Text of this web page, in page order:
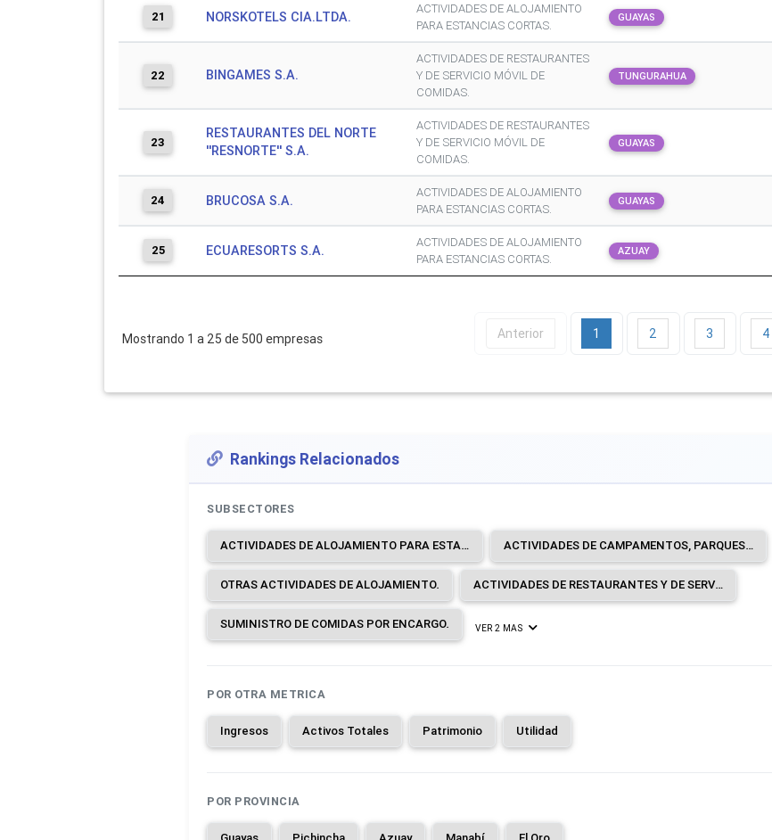
21 NORSKOTELS CIA.LTDA.
ACTIVIDADES DE ALOJAMIENTO
PARA ESTANCIAS CORTAS.
GUAYAS
22 BINGAMES S.A.
ACTIVIDADES DE RESTAURANTES
Y DE SERVICIO MÓVIL DE
COMIDAS.
TUNGURAHUA
23
RESTAURANTES DEL NORTE
''RESNORTE'' S.A.
ACTIVIDADES DE RESTAURANTES
Y DE SERVICIO MÓVIL DE
COMIDAS.
GUAYAS
24 BRUCOSA S.A.
ACTIVIDADES DE ALOJAMIENTO
PARA ESTANCIAS CORTAS.
GUAYAS
25 ECUARESORTS S.A.
ACTIVIDADES DE ALOJAMIENTO
PARA ESTANCIAS CORTAS.
AZUAY
Mostrando 1 a 25 de 500 empresas Anterior 1 2 3 4
Rankings Relacionados
SUBSECTORES
ACTIVIDADES DE ALOJAMIENTO PARA ESTANCIAS CORTAS. ACTIVIDADES DE CAMPAMENTOS, PARQUES DE VEHÍCULOS DE RECREO Y PARQUES DE CARAVANAS.
OTRAS ACTIVIDADES DE ALOJAMIENTO. ACTIVIDADES DE RESTAURANTES Y DE SERVICIO MÓVIL DE COMIDAS.
SUMINISTRO DE COMIDAS POR ENCARGO. VER 2 MAS
POR OTRA METRICA
Ingresos Activos Totales Patrimonio Utilidad
POR PROVINCIA